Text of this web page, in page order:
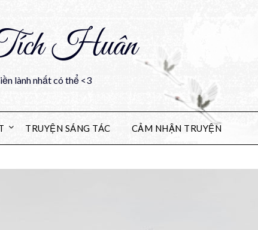
Huân
lành nhất có thể <3
TRUYỆN SÁNG TÁC CẢM NHẬN TRUYỆN